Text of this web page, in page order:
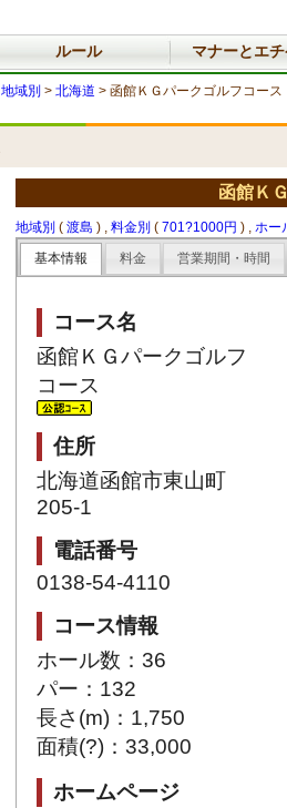
ルール マナーとエ
地域別 > 北海道 > 函館ＫＧパークゴルフコース
函館Ｋ
地域別 ( 渡島 ) , 料金別 ( 701?1000円 ) , ホー
基本情報
料金 営業期間・時間
コース名
函館ＫＧパークゴルフ
コース
住所
北海道函館市東山町
205-1
電話番号
0138-54-4110
コース情報
ホール数：36
パー：132
長さ(m)：1,750
面積(?)：33,000
ホームページ